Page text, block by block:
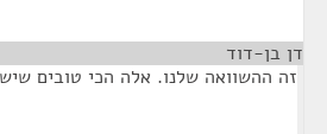
דן בן-דוד
זה ההשוואה שלנו. אלה הכי טובים